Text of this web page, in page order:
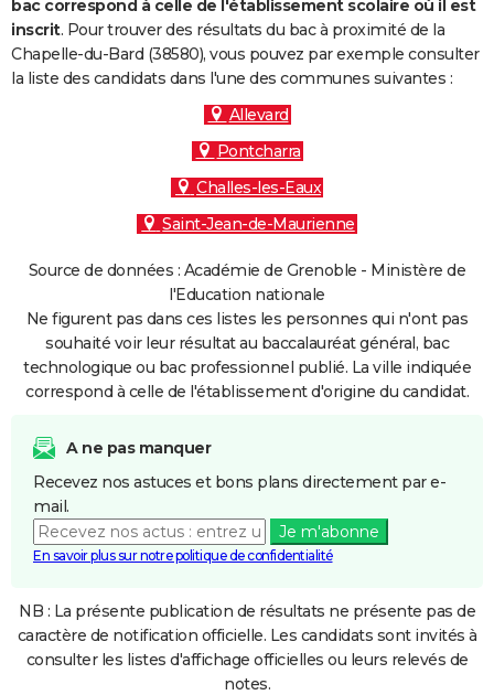
FORUM
Bricolage
Lifestyle
Culture
Sport
Auto
Television
Voyage
Cinema
bac correspond à celle de l'établissement scolaire où il est
inscrit. Pour trouver des résultats du bac à proximité de la
Chapelle-du-Bard (38580), vous pouvez par exemple consulter
la liste des candidats dans l'une des communes suivantes :
Allevard
Pontcharra
Challes-les-Eaux
Saint-Jean-de-Maurienne
Source de données : Académie de Grenoble - Ministère de
l'Education nationale
Ne figurent pas dans ces listes les personnes qui n'ont pas
souhaité voir leur résultat au baccalauréat général, bac
technologique ou bac professionnel publié. La ville indiquée
correspond à celle de l'établissement d'origine du candidat.
A ne pas manquer
Recevez nos astuces et bons plans directement par e-
mail.
Je m'abonne
En savoir plus sur notre politique de confidentialité
NB : La présente publication de résultats ne présente pas de
caractère de notification officielle. Les candidats sont invités à
consulter les listes d'affichage officielles ou leurs relevés de
notes.